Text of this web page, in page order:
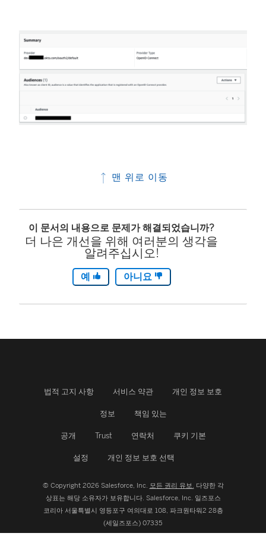
맨 위로 이동
이 문서의 내용으로 문제가 해결되었습니까?
더 나은 개선을 위해 여러분의 생각을
알려주십시오!
예 아니요
법적 고지 사항 서비스 약관 개인 정보 보호
정보 책임 있는
공개 Trust 연락처 쿠키 기본
설정 개인 정보 보호 선택
© Copyright 2026 Salesforce, Inc. 모든 권리 유보. 다양한 각
상표는 해당 소유자가 보유합니다. Salesforce, Inc. 일즈포스
코리아 서울특별시 영등포구 여의대로 108, 파크원타워2 28층
(세일즈포스) 07335